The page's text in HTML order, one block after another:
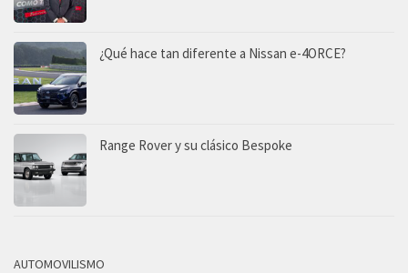
¿Qué hace tan diferente a Nissan e-4ORCE?
Range Rover y su clásico Bespoke
AUTOMOVILISMO